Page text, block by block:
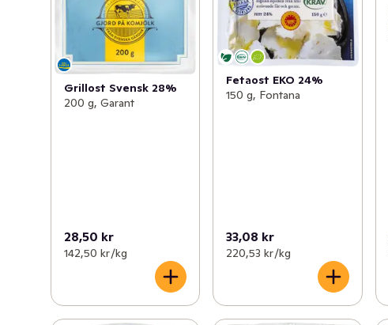
Grillost Svensk 28%
200 g, Garant
28,50 kr
142,50 kr /kg
Fetaost EKO 24%
150 g, Fontana
33,08 kr
220,53 kr /kg